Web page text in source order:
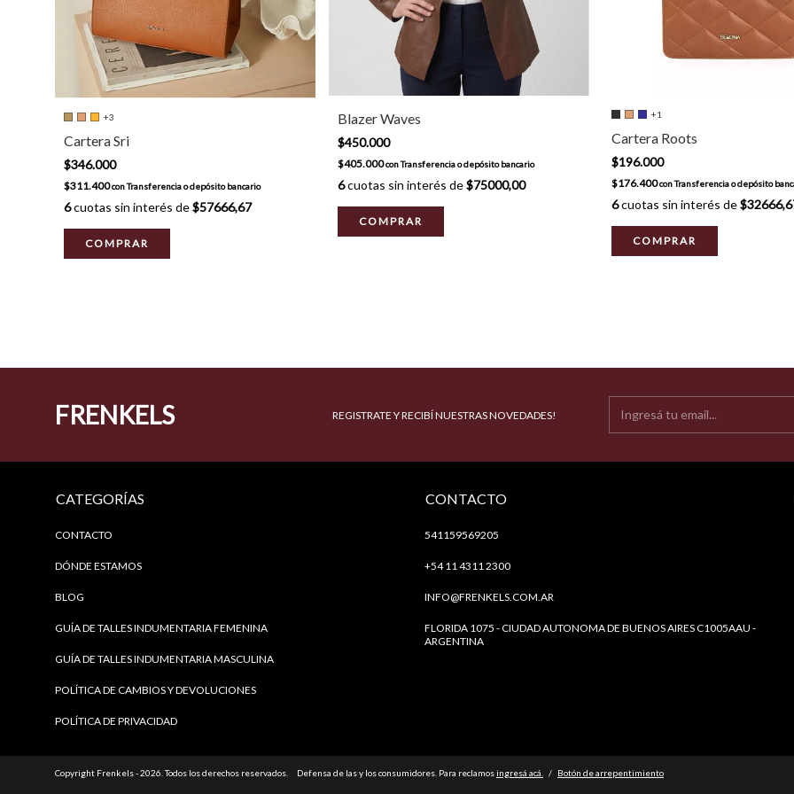
+3
Cartera Sri
$346.000
$311.400conTransferencia o depósito bancario
6cuotas sin interés de$57666,67
COMPRAR
Blazer Waves
$450.000
$405.000conTransferencia o depósito bancario
6cuotas sin interés de$75000,00
COMPRAR
+1
Cartera Roots
$196.000
$176.400conTransferencia o depósito
6cuotas sin interés de
COMPRAR
FRENKELS REGISTRATE Y RECIBÍ NUESTRAS NOVEDADES!
CATEGORÍAS
CONTACTO
DÓNDE ESTAMOS
BLOG
GUÍA DE TALLES INDUMENTARIA FEMENINA
GUÍA DE TALLES INDUMENTARIA MASCULINA
POLÍTICA DE CAMBIOS Y DEVOLUCIONES
POLÍTICA DE PRIVACIDAD
CONTACTO
541159569205
+54 11 4311 2300
INFO@FRENKELS.COM.AR
FLORIDA 1075 - CIUDAD AUTONOMA DE BUENOS AIRES C1005AAU -
ARGENTINA
Copyright Frenkels - 2026. Todos los derechos reservados. Defensa de las y los consumidores. Para reclamosingresá acá. / Botón de arrepentimiento